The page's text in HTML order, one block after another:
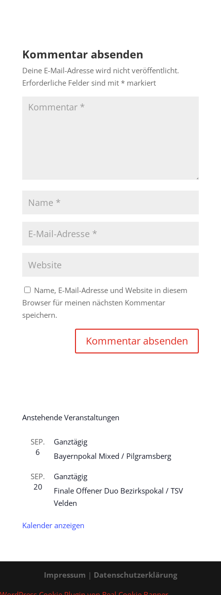
Kommentar absenden
Deine E-Mail-Adresse wird nicht veröffentlicht.
Erforderliche Felder sind mit *markiert
Name, E-Mail-Adresse und Website in diesem
Browser für meinen nächsten Kommentar
speichern.
Anstehende Veranstaltungen
SEP.
6
Ganztägig
Bayernpokal Mixed / Pilgramsberg
SEP.
20
Ganztägig
Finale Offener Duo Bezirkspokal / TSV
Velden
Kalender anzeigen
Impressum | Datenschutzerklärung